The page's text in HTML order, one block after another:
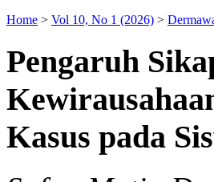
Home > Vol 10, No 1 (2026) >
Pengaruh
Kasus pada